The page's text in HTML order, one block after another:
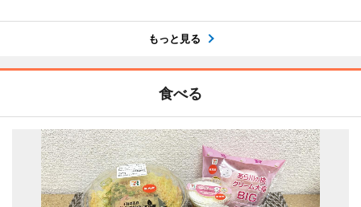
もっと見る
食べる